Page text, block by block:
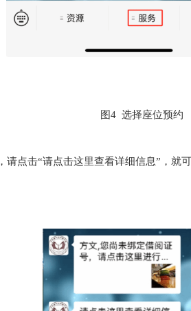
图4 选择座位预约
请点击“请点击这里查看详细信息”，